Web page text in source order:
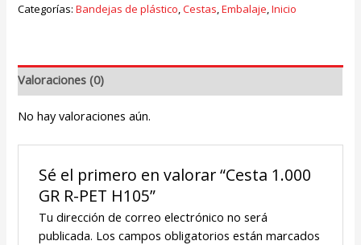
Categorías:Bandejas de plástico,Cestas,Embalaje,Inicio
Valoraciones (0)
No hay valoraciones aún.
Sé el primero en valorar “Cesta 1.000
GR R-PET H105”
Tu dirección de correo electrónico no será
publicada. Los campos obligatorios están marcados